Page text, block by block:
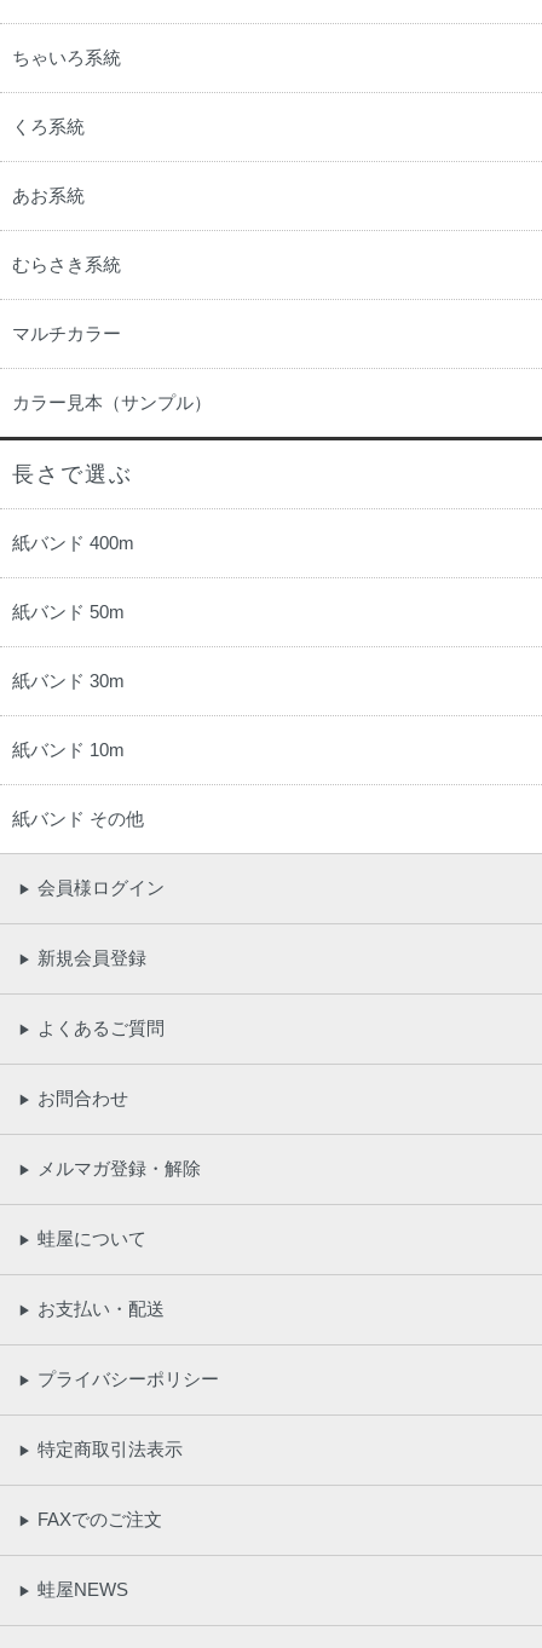
ちゃいろ系統
くろ系統
あお系統
むらさき系統
マルチカラー
カラー見本（サンプル）
長さで選ぶ
紙バンド 400m
紙バンド 50m
紙バンド 30m
紙バンド 10m
紙バンド その他
▶ 会員様ログイン
▶ 新規会員登録
▶ よくあるご質問
▶ お問合わせ
▶ メルマガ登録・解除
▶ 蛙屋について
▶ お支払い・配送
▶ プライバシーポリシー
▶ 特定商取引法表示
▶ FAXでのご注文
▶ 蛙屋NEWS